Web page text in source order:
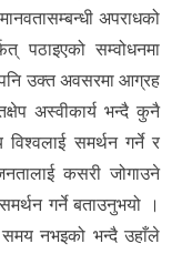
अपराधको
पठाइएको सम्वोधनमा
पनि उक्त अवसरमा आग्रह
अस्वीकार्य भन्दै कुनै
समर्थन गर्ने र
कसरी जोगाउने
गर्ने बताउनुभयो ।
समय नभइको भन्दै उहाँले